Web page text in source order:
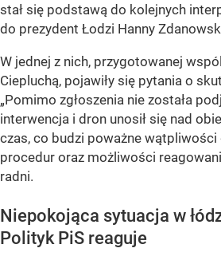
stał się podstawą do kolejnych
do prezydent Łodzi Hanny
W jednej z nich, przygotowanej
Ciepluchą, pojawiły się pytania o
„Pomimo zgłoszenia nie została
interwencja i dron unosił się nad
czas, co budzi poważne
procedur oraz możliwości
radni.
Niepokojąca sytuacja w
Polityk PiS reaguje